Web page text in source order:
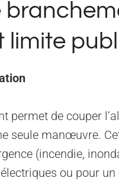
limite
permet de couper
seule manœuvre.
(incendie,
ou pour